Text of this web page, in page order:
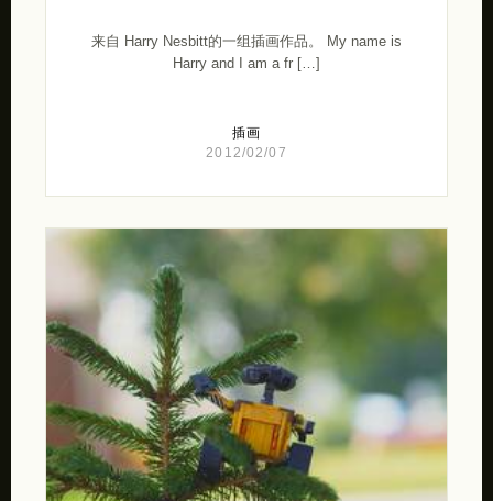
来自 Harry Nesbitt的一组插画作品。 My name is
Harry and I am a fr […]
插画
2012/02/07